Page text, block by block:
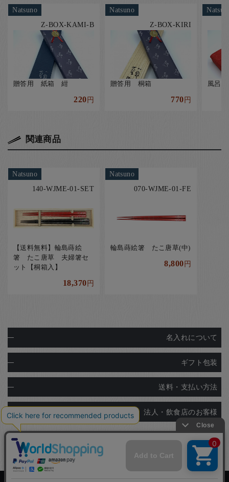
Natsuno
Z-BOX-KAMI-B
贈答用 紙箱 紺
220円
Natsuno
Z-BOX-KIRI
贈答用 桐箱
770円
風呂
関連商品
Natsuno
140-WJME-01-SET
【送料無料】輪島蒔絵
箸 たこ唐草 夫婦箸セ
ット【桐箱入】
18,370円
Natsuno
070-WJME-01-FE
輪島蒔絵箸 たこ唐草(中)
8,800円
名入れについて
ギフト包装
送料・支払い方法
法人・飲食店のお客様